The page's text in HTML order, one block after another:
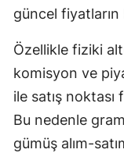
güncel
Özellikle fiziki
komisyon ve
ile satış noktası
Bu nedenle
gümüş alım-